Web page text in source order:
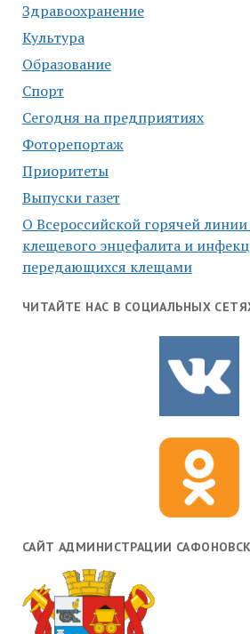
Здравоохранение
Культура
Образование
Спорт
Сегодня на предприятиях
Фоторепортаж
Приоритеты
Выпуски газет
О Всероссийской горячей
клещевого энцефалита и
передающихся клещами
ЧИТАЙТЕ НАС В СОЦИАЛЬНЫХ
САЙТ АДМИНИСТРАЦИИ